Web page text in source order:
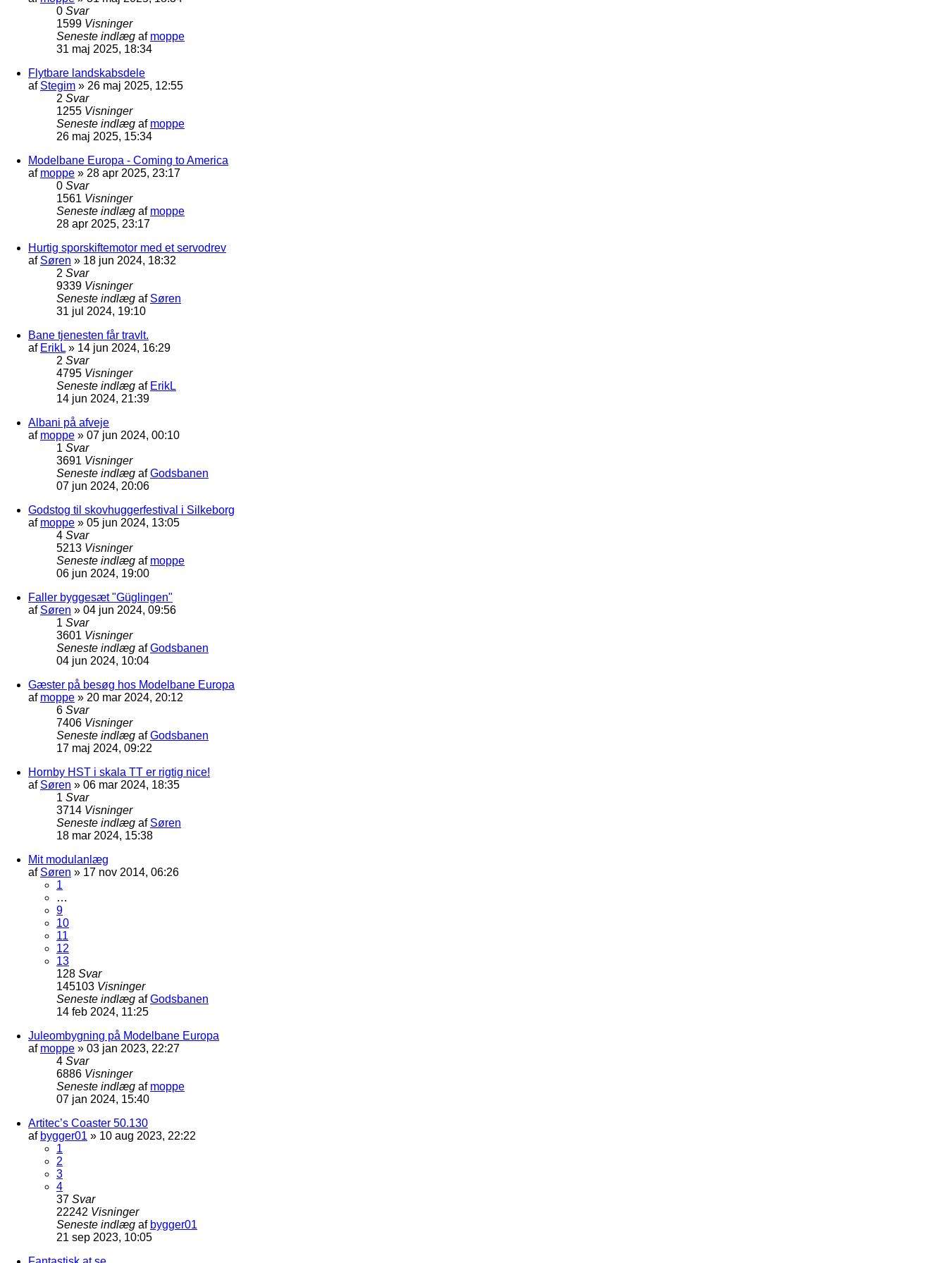
0 Svar
1599 Visninger
Seneste indlæg af moppe
31 maj 2025, 18:34
Flytbare landskabsdele
af Stegim » 26 maj 2025, 12:55
2 Svar
1255 Visninger
Seneste indlæg af moppe
26 maj 2025, 15:34
Modelbane Europa - Coming to America
af moppe » 28 apr 2025, 23:17
0 Svar
1561 Visninger
Seneste indlæg af moppe
28 apr 2025, 23:17
Hurtig sporskiftemotor med et servodrev
af Søren » 18 jun 2024, 18:32
2 Svar
9339 Visninger
Seneste indlæg af Søren
31 jul 2024, 19:10
Bane tjenesten får travlt.
af ErikL » 14 jun 2024, 16:29
2 Svar
4795 Visninger
Seneste indlæg af ErikL
14 jun 2024, 21:39
Albani på afveje
af moppe » 07 jun 2024, 00:10
1 Svar
3691 Visninger
Seneste indlæg afGodsbanen
07 jun 2024, 20:06
Godstog til skovhuggerfestival i Silkeborg
af moppe » 05 jun 2024, 13:05
4 Svar
5213 Visninger
Seneste indlæg af moppe
06 jun 2024, 19:00
Faller byggesæt "Güglingen"
af Søren » 04 jun 2024, 09:56
1 Svar
3601 Visninger
Seneste indlæg afGodsbanen
04 jun 2024, 10:04
Gæster på besøg hos Modelbane Europa
af moppe » 20 mar 2024, 20:12
6 Svar
7406 Visninger
Seneste indlæg afGodsbanen
17 maj 2024, 09:22
Hornby HST i skala TT er rigtig nice!
af Søren » 06 mar 2024, 18:35
1 Svar
3714 Visninger
Seneste indlæg af Søren
18 mar 2024, 15:38
Mit modulanlæg
af Søren » 17 nov 2014, 06:26
1
…
9
10
11
12
13
128 Svar
145103 Visninger
Seneste indlæg afGodsbanen
14 feb 2024, 11:25
Juleombygning på Modelbane Europa
af moppe » 03 jan 2023, 22:27
4 Svar
6886 Visninger
Seneste indlæg af moppe
07 jan 2024, 15:40
Artitec’s Coaster 50.130
af bygger01 » 10 aug 2023, 22:22
1
2
3
4
37 Svar
22242 Visninger
Seneste indlæg af bygger01
21 sep 2023, 10:05